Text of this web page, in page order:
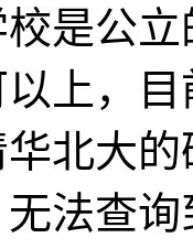
是公
上，
北大
法查